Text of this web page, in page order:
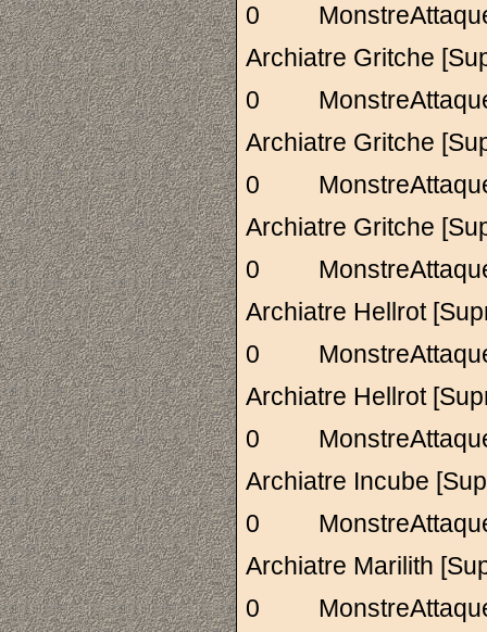
0
Archiatre
0
Archiatre
0
Archiatre
0
Archiatre Hellrot
0
Archiatre Hellrot
0
Archiatre Incube
0
Archiatre Marilith
0